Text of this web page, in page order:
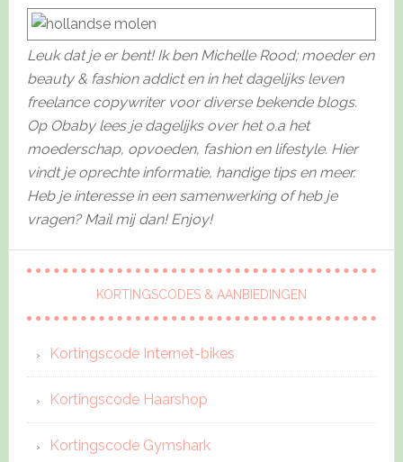
Leuk dat je er bent! Ik ben Michelle Rood; moeder en
beauty & fashion addict en in het dagelijks leven
freelance copywriter voor diverse bekende blogs.
Op Obaby lees je dagelijks over het o.a het
moederschap, opvoeden, fashion en lifestyle. Hier
vindt je oprechte informatie, handige tips en meer.
Heb je interesse in een samenwerking of heb je
vragen? Mail mij dan! Enjoy!
KORTINGSCODES & AANBIEDINGEN
Kortingscode Internet-bikes
Kortingscode Haarshop
Kortingscode Gymshark